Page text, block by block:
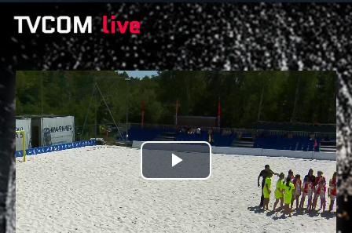
Přehrát
video